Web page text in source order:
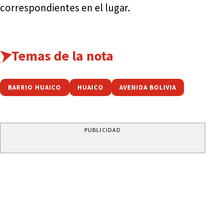
correspondientes en el lugar.
Temas de la nota
BARRIO HUAICO HUAICO AVENIDA BOLIVIA
PUBLICIDAD